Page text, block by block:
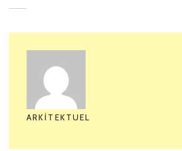
ARKITEKTUEL